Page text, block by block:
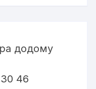
додому
46